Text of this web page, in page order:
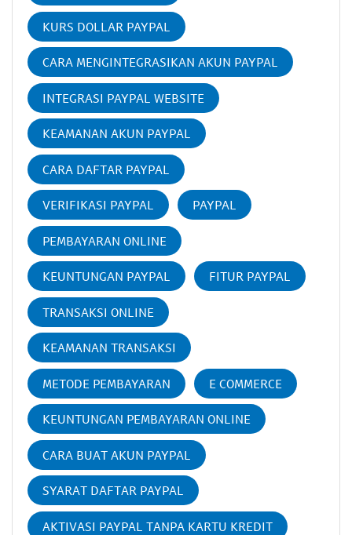
KURS DOLLAR PAYPAL
CARA MENGINTEGRASIKAN AKUN PAYPAL
INTEGRASI PAYPAL WEBSITE
KEAMANAN AKUN PAYPAL
CARA DAFTAR PAYPAL
VERIFIKASI PAYPAL PAYPAL
PEMBAYARAN ONLINE
KEUNTUNGAN PAYPAL FITUR PAYPAL
TRANSAKSI ONLINE
KEAMANAN TRANSAKSI
METODE PEMBAYARAN E COMMERCE
KEUNTUNGAN PEMBAYARAN ONLINE
CARA BUAT AKUN PAYPAL
SYARAT DAFTAR PAYPAL
AKTIVASI PAYPAL TANPA KARTU KREDIT